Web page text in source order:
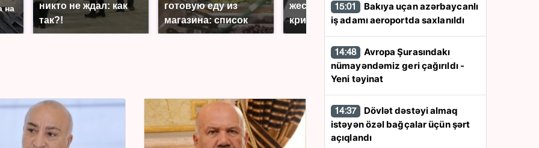
на
никто не ждал: как
так?!
готовую еду из
магазина: список
жестокое убийство
криптомиллионера
падению вертолета на
Кавказе: читать здесь
15:01
iş adamı aeroportda saxlanıldı
14:48
nümayəndəmiz geri çağırıldı -
Yeni təyinat
14:37
istəyən özəl bağçalar üçün şərt
açıqlandı